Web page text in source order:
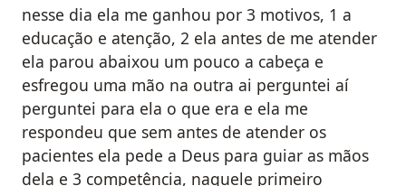
nesse dia ela me ganhou por 3 motivos, 1 a
educação e atenção, 2 ela antes de me atender
ela parou abaixou um pouco a cabeça e
esfregou uma mão na outra ai perguntei aí
perguntei para ela o que era e ela me
respondeu que sem antes de atender os
pacientes ela pede a Deus para guiar as mãos
dela e 3 competência, naquele primeiro